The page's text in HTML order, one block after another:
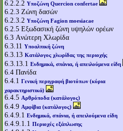
6.2.2.2 Υποζώνη Quercion confertae
6.2.3 Ζώνη δασών
6.2.3.2 Υποζώνη Fagion moesiacae
6.2.5 Εξωδασική ζώνη υψηλών ορέων
6.3 Aνώτερη Χλωρίδα
6.3.11 Υποαλπική ζώνη
6.3.13 Κατάλογος χλωρίδας της περιοχής
6.3.13.1 Ενδημικά, σπάνια, ή απειλούμενα είδη
6.4 Πανίδα
6.4.1 Γενική περιγραφή βιοτόπων (κύρια
χαρακτηριστικά)
6.4.5 Αρθρόποδα (κατάλογος)
6.4.9 Αμφίβια (κατάλογος)
6.4.9.1 Ενδημικά, σπάνια, ή απειλούμενα είδη
6.4.9.1.1 Περιοχές εξάπλωσης